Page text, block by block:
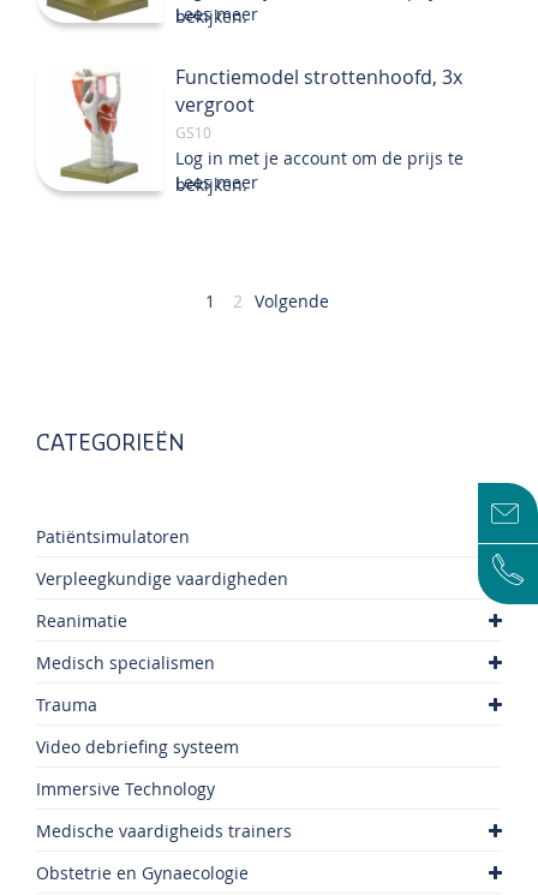
bekijken.
Lees meer
Functiemodel strottenhoofd, 3x
vergroot
GS10
Log in met je account om de prijs te
bekijken.
Lees meer
Pagina
U1 Pagina
2 Volgende
CATEGORIEËN
Patiëntsimulatoren
Verpleegkundige vaardigheden
Reanimatie
Medisch specialismen
Trauma
Video debriefing systeem
Immersive Technology
Medische vaardigheids trainers
Obstetrie en Gynaecologie